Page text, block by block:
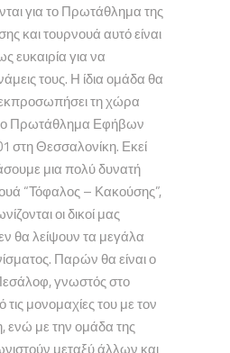
για το Πρωτάθλημα της
και τουρνουά αυτό είναι
ευκαιρία για να
τους. Η ίδια ομάδα θα
τη χώρα
Πρωτάθλημα Εφήβων
στη Θεσσαλονίκη. Εκεί
μια πολύ δυνατή
“Τόφαλος – Κακούσης”,
οι δικοί μας
θα λείψουν τα μεγάλα
Παρών θα είναι ο
γνωστός στο
τις μονομαχίες του με τον
με την ομάδα της